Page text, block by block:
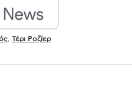
Τέρι Ροζίερ